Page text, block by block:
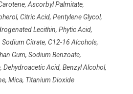
Ascorbyl Palmitate,
Citric Acid, Pentylene Glycol,
Lecithin, Phytic Acid,
Citrate, C12-16 Alcohols,
Gum, Sodium Benzoate,
Dehydroacetic Acid, Benzyl Alcohol,
Mica, Titanium Dioxide